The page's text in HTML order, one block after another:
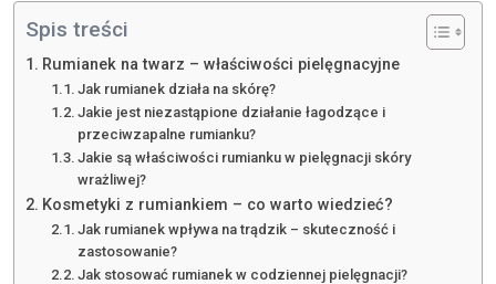
Spis treści
Rumianek na twarz – właściwości pielęgnacyjne
Jak rumianek działa na skórę?
Jakie jest niezastąpione działanie łagodzące i
przeciwzapalne rumianku?
Jakie są właściwości rumianku w pielęgnacji skóry
wrażliwej?
Kosmetyki z rumiankiem – co warto wiedzieć?
Jak rumianek wpływa na trądzik – skuteczność i
zastosowanie?
Jak stosować rumianek w codziennej pielęgnacji?